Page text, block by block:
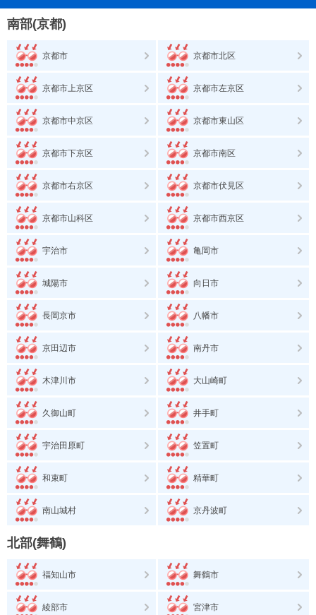
南部(京都)
京都市 京都市北区
京都市上京区 京都市左京区
京都市中京区 京都市東山区
京都市下京区 京都市南区
京都市右京区 京都市伏見区
京都市山科区 京都市西京区
宇治市 亀岡市
城陽市 向日市
長岡京市 八幡市
京田辺市 南丹市
木津川市 大山崎町
久御山町 井手町
宇治田原町 笠置町
和束町 精華町
南山城村 京丹波町
北部(舞鶴)
福知山市 舞鶴市
綾部市 宮津市